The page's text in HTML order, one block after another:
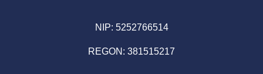
NIP: 5252766514
REGON: 381515217